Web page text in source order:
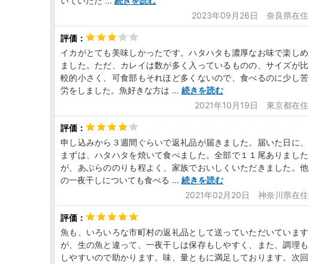
2023年09月26日 奈良県在住
イカがとても美味しかったです。ハタハタも濃厚なお味で楽しめ
ました。ただ、カレイは数が多く入っているものの、サイズが比
較的小さく、可食部もそれほど多くないので、食べるのに少し苦
労をしました。魚好きな方は ... 続きを読む
2021年10月19日 東京都在住
申し込みから３週間ぐらいで返礼品が届きました。届いた日に、
まずは、ハタハタを焼いて食べました。全部で１１尾ありました
が、あぶらののりも程よく、家族でおいしくいただきました。他
の一夜干しについても食べる ... 続きを読む
2021年02月20日 神奈川県在住
魚も、いろいろな市町村の返礼品として送っていただいています
が、生の魚と違って、一夜干しは保存もしやすく、また、調理も
しやすいので助かります。味、量ともに満足しております。次回